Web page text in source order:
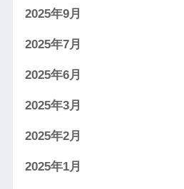
2025年9月
2025年7月
2025年6月
2025年3月
2025年2月
2025年1月